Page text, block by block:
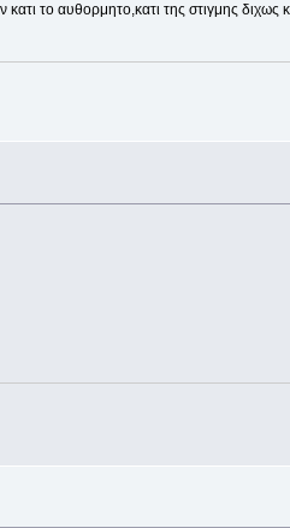
κατι το αυθορμητο,κατι της στιγμης